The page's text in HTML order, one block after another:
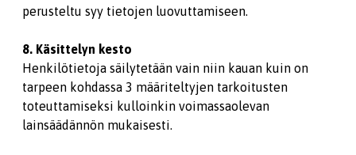
perusteltu syy tietojen luovuttamiseen.
8. Käsittelyn kesto
Henkilötietoja säilytetään vain niin kauan kuin on
tarpeen kohdassa 3 määriteltyjen tarkoitusten
toteuttamiseksi kulloinkin voimassaolevan
lainsäädännön mukaisesti.